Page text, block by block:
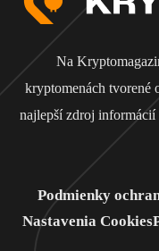
Na
kryptomenách tvorené
najlepší zdroj informácií
Podmienky
Nastavenia Cookies